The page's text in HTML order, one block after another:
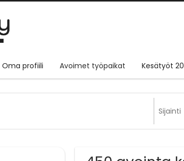
Oma profiili Avoimet työpaikat Kesätyöt